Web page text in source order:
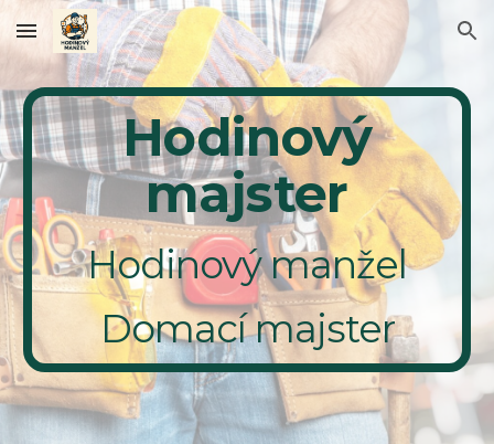
Skip to main content Skip to navigation
Hodinový
majster
Hodinový manžel
Domací majster